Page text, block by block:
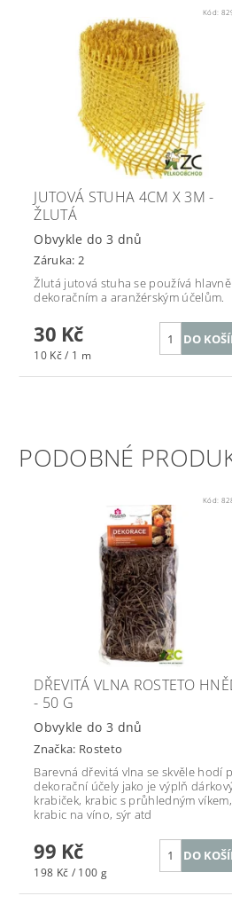
Kód:
JUTOVÁ STUHA 4CM X 3M -
ŽLUTÁ
Obvykle do 3 dnů
Záruka: 2
Žlutá jutová stuha se používá
dekoračním a aranžérským účelům.
30 Kč
10 Kč / 1 m
PODOBNÉ
Kód:
DŘEVITÁ VLNA ROSTETO
- 50 G
Obvykle do 3 dnů
Značka: Rosteto
Barevná dřevitá vlna se skvěle hodí
dekorační účely jako je výplň
krabiček, krabic s průhledným víkem,
krabic na víno, sýr atd
99 Kč
198 Kč / 100 g